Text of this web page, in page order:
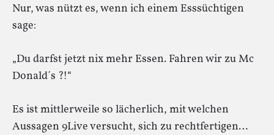
Nur, was nützt es, wenn ich einem Esssüchtigen
sage:
„Du darfst jetzt nix mehr Essen. Fahren wir zu Mc
Donald´s ?!“
Es ist mittlerweile so lächerlich, mit welchen
Aussagen 9Live versucht, sich zu rechtfertigen…